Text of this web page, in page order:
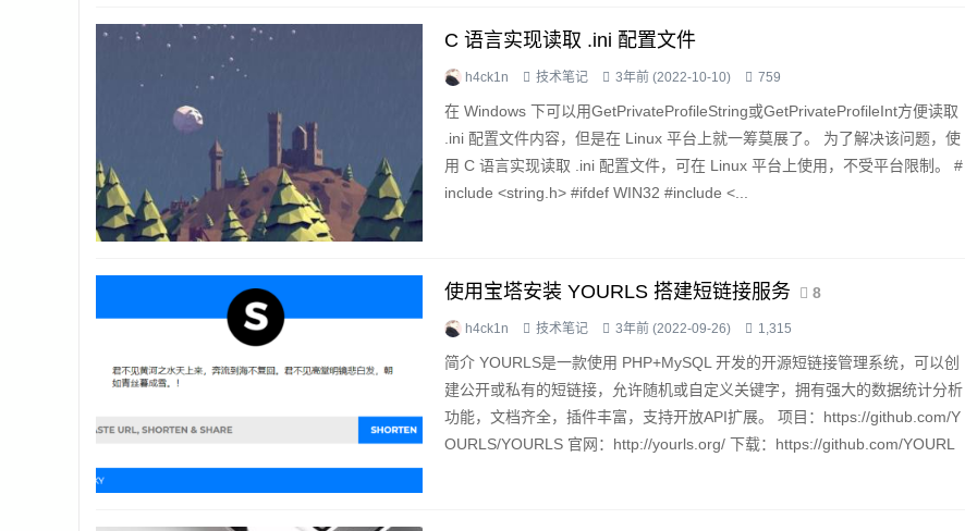
C 语言实现读取 .ini 配置文件
h4ck1n 技术笔记 3年前 (2022-10-10) 759
在 Windows 下可以用GetPrivateProfileString或GetPrivateProfileInt方便读取
.ini 配置文件内容，但是在 Linux 平台上就一筹莫展了。 为了解决该问题，使
用 C 语言实现读取 .ini 配置文件，可在 Linux 平台上使用，不受平台限制。 #
include <string.h> #ifdef WIN32 #include <...
使用宝塔安装 YOURLS 搭建短链接服务 8
h4ck1n 技术笔记 3年前 (2022-09-26) 1,315
简介 YOURLS是一款使用 PHP+MySQL 开发的开源短链接管理系统，可以创
建公开或私有的短链接，允许随机或自定义关键字，拥有强大的数据统计分析
功能，文档齐全，插件丰富，支持开放API扩展。 项目：https://github.com/Y
OURLS/YOURLS 官网：http://yourls.org/ 下载：https://github.com/YOURL